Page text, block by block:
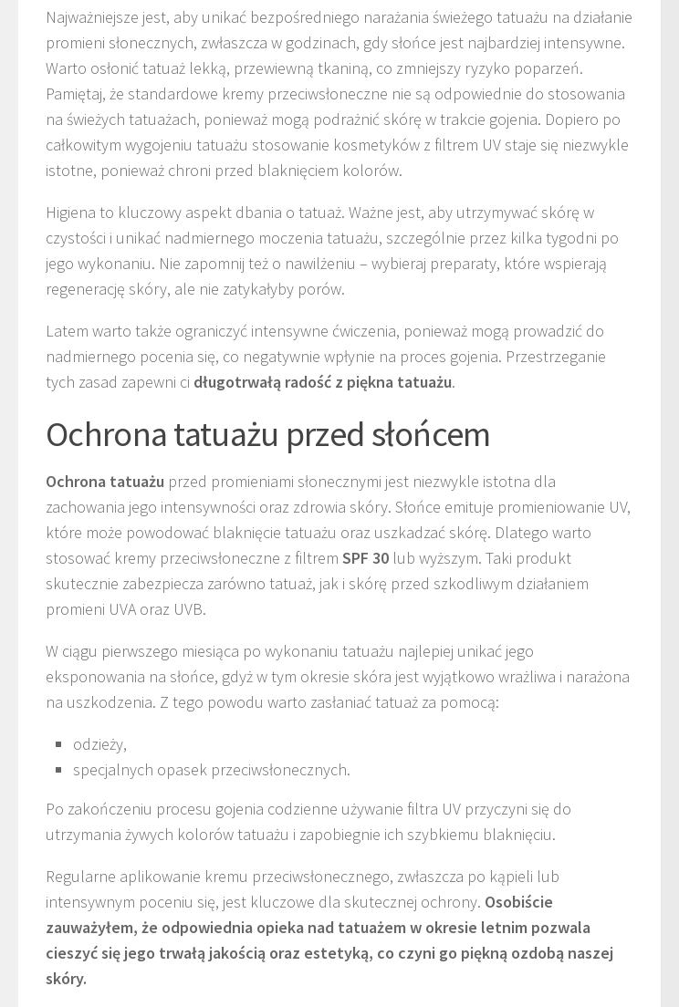
Najważniejsze jest, aby unikać bezpośredniego narażania świeżego tatuażu na działanie
promieni słonecznych, zwłaszcza w godzinach, gdy słońce jest najbardziej intensywne.
Warto osłonić tatuaż lekką, przewiewną tkaniną, co zmniejszy ryzyko poparzeń.
Pamiętaj, że standardowe kremy przeciwsłoneczne nie są odpowiednie do stosowania
na świeżych tatuażach, ponieważ mogą podrażnić skórę w trakcie gojenia. Dopiero po
całkowitym wygojeniu tatuażu stosowanie kosmetyków z filtrem UV staje się niezwykle
istotne, ponieważ chroni przed blaknięciem kolorów.
Higiena to kluczowy aspekt dbania o tatuaż. Ważne jest, aby utrzymywać skórę w
czystości i unikać nadmiernego moczenia tatuażu, szczególnie przez kilka tygodni po
jego wykonaniu. Nie zapomnij też o nawilżeniu – wybieraj preparaty, które wspierają
regenerację skóry, ale nie zatykałyby porów.
Latem warto także ograniczyć intensywne ćwiczenia, ponieważ mogą prowadzić do
nadmiernego pocenia się, co negatywnie wpłynie na proces gojenia. Przestrzeganie
tych zasad zapewni ci długotrwałą radość z piękna tatuażu.
Ochrona tatuażu przed słońcem
Ochrona tatuażu przed promieniami słonecznymi jest niezwykle istotna dla
zachowania jego intensywności oraz zdrowia skóry. Słońce emituje promieniowanie UV,
które może powodować blaknięcie tatuażu oraz uszkadzać skórę. Dlatego warto
stosować kremy przeciwsłoneczne z filtrem SPF 30 lub wyższym. Taki produkt
skutecznie zabezpiecza zarówno tatuaż, jak i skórę przed szkodliwym działaniem
promieni UVA oraz UVB.
W ciągu pierwszego miesiąca po wykonaniu tatuażu najlepiej unikać jego
eksponowania na słońce, gdyż w tym okresie skóra jest wyjątkowo wrażliwa i narażona
na uszkodzenia. Z tego powodu warto zasłaniać tatuaż za pomocą:
odzieży,
specjalnych opasek przeciwsłonecznych.
Po zakończeniu procesu gojenia codzienne używanie filtra UV przyczyni się do
utrzymania żywych kolorów tatuażu i zapobiegnie ich szybkiemu blaknięciu.
Regularne aplikowanie kremu przeciwsłonecznego, zwłaszcza po kąpieli lub
intensywnym poceniu się, jest kluczowe dla skutecznej ochrony. Osobiście
zauważyłem, że odpowiednia opieka nad tatuażem w okresie letnim pozwala
cieszyć się jego trwałą jakością oraz estetyką, co czyni go piękną ozdobą naszej
skóry.